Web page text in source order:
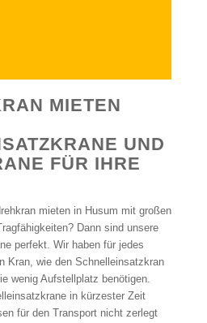
MIETEN
UND
FÜR IHRE
mieten in Husum mit großen
Dann sind unsere
perfekt. Wir haben für jedes
Kran, wie den Schnelleinsatzkran
wenig Aufstellplatz benötigen.
in kürzester Zeit
für den Transport nicht zerlegt